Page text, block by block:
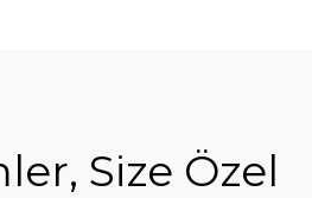
Size Özel